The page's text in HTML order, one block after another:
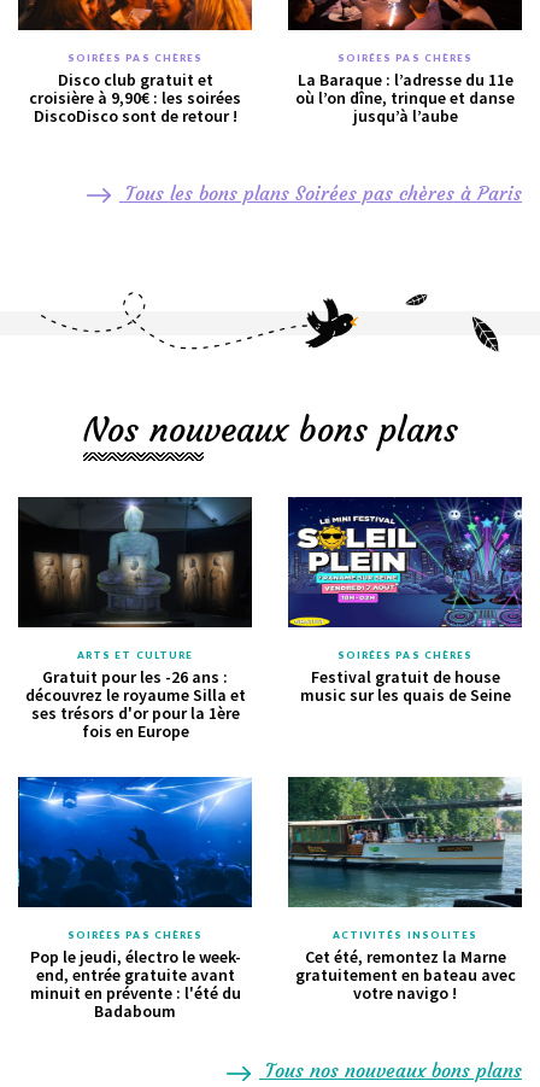
SOIRÉES PAS CHÈRES
Disco club gratuit et
croisière à 9,90€ : les soirées
DiscoDisco sont de retour !
SOIRÉES PAS CHÈRES
La Baraque : l’adresse du 11e
où l’on dîne, trinque et danse
jusqu’à l’aube
Tous les bons plans Soirées pas chères à Paris
Nos nouveaux bons plans
ARTS ET CULTURE
Gratuit pour les -26 ans :
découvrez le royaume Silla et
ses trésors d'or pour la 1ère
fois en Europe
SOIRÉES PAS CHÈRES
Festival gratuit de house
music sur les quais de Seine
SOIRÉES PAS CHÈRES
Pop le jeudi, électro le week-
end, entrée gratuite avant
minuit en prévente : l'été du
Badaboum
ACTIVITÉS INSOLITES
Cet été, remontez la Marne
gratuitement en bateau avec
votre navigo !
Tous nos nouveaux bons plans